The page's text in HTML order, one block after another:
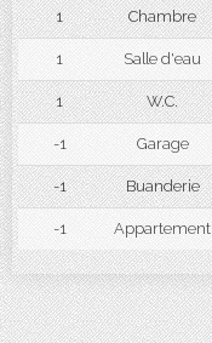
1 Chambre
1 Salle d'eau
1 W.C.
-1 Garage
-1 Buanderie
-1 Appartement